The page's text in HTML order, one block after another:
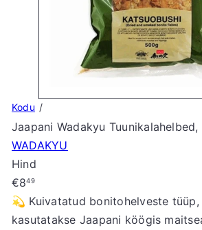
Kodu
Jaapani Wadakyu Tuunikalahelbed,
WADAKYU
Hind
Tavahind
€849
💫 Kuivatatud bonitohelveste tüüp,
kasutatakse Jaapani köögis